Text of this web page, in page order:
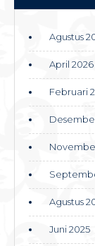
Agustus
April 2026
Februari
Agustus
Juni 2025